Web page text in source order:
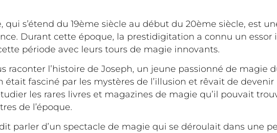
qui s’étend du 19ème siècle au début du 20ème siècle, est
Durant cette époque, la prestidigitation a connu un
période avec leurs tours de magie innovants.
raconter l’histoire de Joseph, un jeune passionné de magie
était fasciné par les mystères de l’illusion et rêvait de
les rares livres et magazines de magie qu’il pouvait
de l’époque.
parler d’un spectacle de magie qui se déroulait dans une